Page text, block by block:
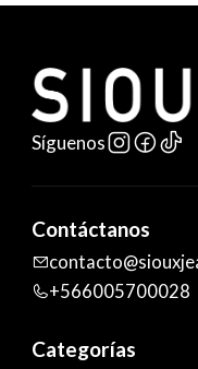
Síguenos
Contáctanos
+566005700028
Categorías